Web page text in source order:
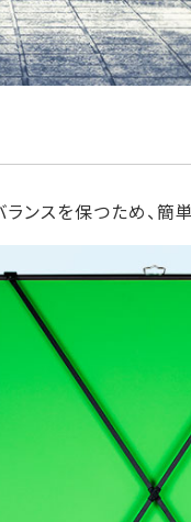
ンスを保つため、簡